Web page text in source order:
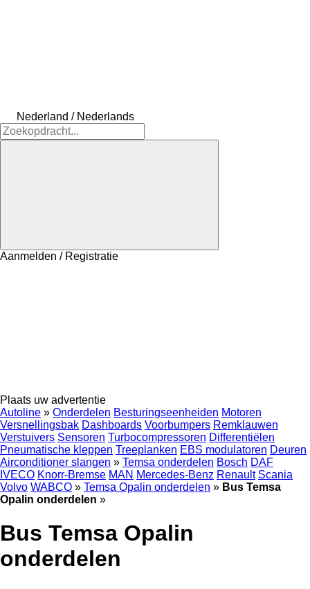
Nederland / Nederlands
Aanmelden / Registratie
Plaats uw advertentie
Autoline » Onderdelen Besturingseenheiden Motoren
Versnellingsbak Dashboards Voorbumpers Remklauwen
Verstuivers Sensoren Turbocompressoren Differentiëlen
Pneumatische kleppen Treeplanken EBS modulatoren Deuren
Airconditioner slangen » Temsa onderdelen Bosch DAF
IVECO Knorr-Bremse MAN Mercedes-Benz Renault Scania
Volvo WABCO » Temsa Opalin onderdelen » Bus Temsa
Opalin onderdelen »
Bus Temsa Opalin
onderdelen